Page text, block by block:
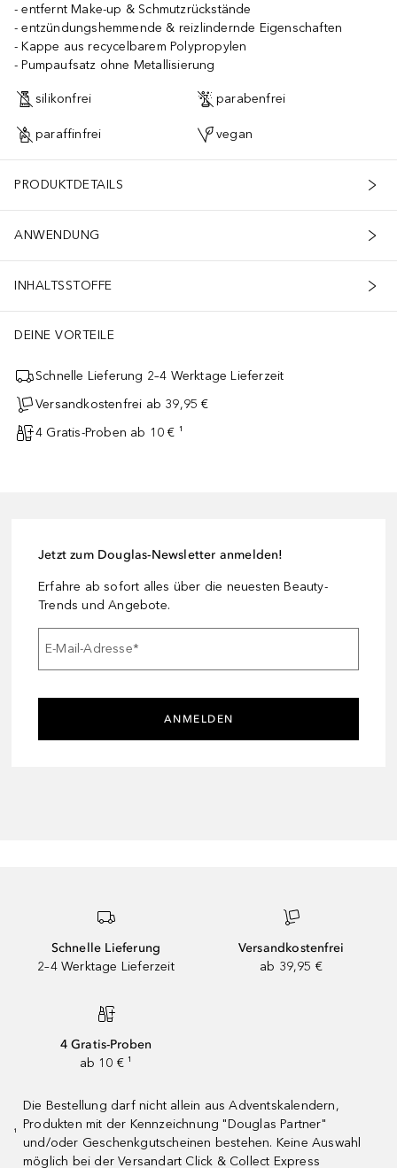
entfernt Make-up & Schmutzrückstände
entzündungshemmende & reizlindernde Eigenschaften
Kappe aus recycelbarem Polypropylen
Pumpaufsatz ohne Metallisierung
silikonfrei parabenfrei
paraffinfrei vegan
PRODUKTDETAILS
ANWENDUNG
INHALTSSTOFFE
DEINE VORTEILE
Schnelle Lieferung 2–4 Werktage Lieferzeit
Versandkostenfrei ab 39,95 €
4 Gratis-Proben ab 10 € ¹
Jetzt zum Douglas-Newsletter anmelden!
Erfahre ab sofort alles über die neuesten Beauty-
Trends und Angebote.
E-Mail-Adresse*
ANMELDEN
Schnelle Lieferung
2–4 Werktage Lieferzeit
Versandkostenfrei
ab 39,95 €
4 Gratis-Proben
ab 10 € ¹
¹
Die Bestellung darf nicht allein aus Adventskalendern,
Produkten mit der Kennzeichnung "Douglas Partner"
und/oder Geschenkgutscheinen bestehen. Keine Auswahl
möglich bei der Versandart Click & Collect Express